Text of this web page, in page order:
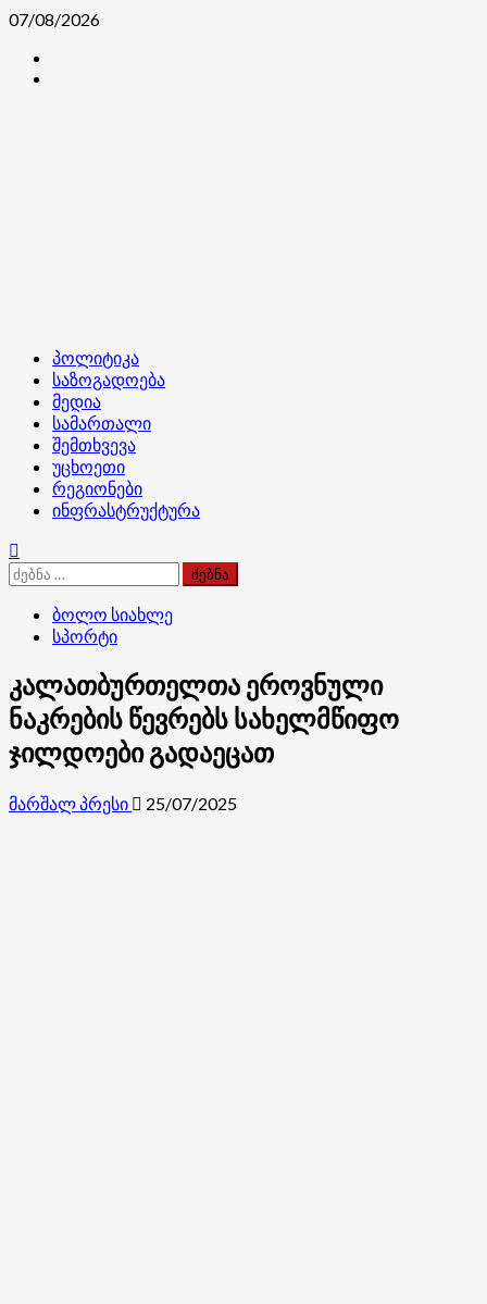
Skip
content
07/08/2026
Primary
Menu
პოლიტიკა
საზოგადოება
მედია
სამართალი
შემთხვევა
უცხოეთი
რეგიონები
ინფრასტრუქტურა
ძებნა:
ბოლო სიახლე
სპორტი
კალათბურთელთა ეროვნული
ნაკრების წევრებს სახელმწიფო
ჯილდოები გადაეცათ
მარშალ პრესი 25/07/2025